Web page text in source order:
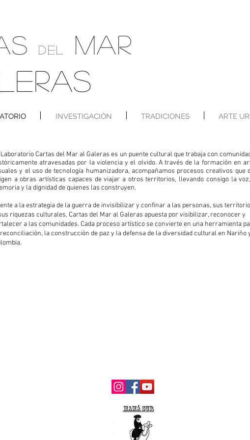
DEL MAR
INVESTIGACIÓN TRADICIONES ARTE
Cartas del Mar al Galeras es un puente cultural que trabaja con
atravesadas por la violencia y el olvido. A través de la formación en
y el uso de tecnología humanizadora, acompañamos procesos creativos que
a obras artísticas capaces de viajar a otros territorios, llevando consigo la
y la dignidad de quienes las construyen.
a la estrategia de la guerra de invisibilizar y confinar a las personas, sus
riquezas culturales, Cartas del Mar al Galeras apuesta por visibilizar, reconocer y
a las comunidades. Cada proceso artístico se convierte en una herramienta
la construcción de paz y la defensa de la diversidad cultural en Nariño